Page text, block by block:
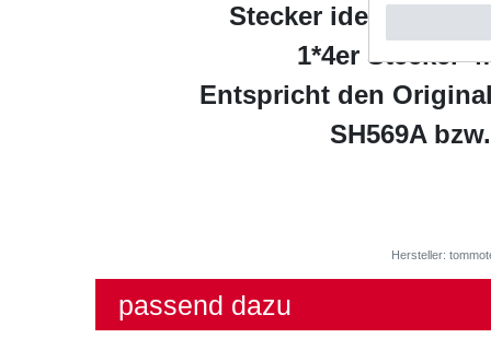
Stecker identisch
1*4er Stecker
Entspricht den
SH569A
Hersteller:
passend dazu